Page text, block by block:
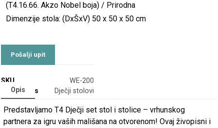
(T4.16.66. Akzo Nobel boja) / Prirodna
Dimenzije stola: (DxŠxV) 50 x 50 x 50 cm
SKU
WE-200
Categories
Dječji stolovi
Opis
Predstavljamo T4 Dječji set stol i stolice – vrhunskog
partnera za igru vaših mališana na otvorenom! Ovaj živopisni i